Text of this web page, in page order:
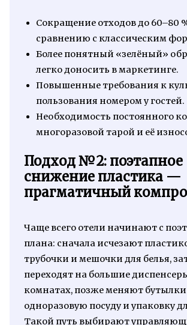
Сокращение отходов до 60–80
сравнению с классическим
Более понятный «зелёный»
легко доносить в маркетинге.
Повышенные требования к
пользования номером у гостей.
Необходимость постоянного
многоразовой тарой и её
Подход №2: поэтапное
снижение пластика —
прагматичный
Чаще всего отели начинают с
плана: сначала исчезают
трубочки и мешочки для белья,
переходят на большие
комнатах, позже меняют бутылки
одноразовую посуду и упаковку
Такой путь выбирают